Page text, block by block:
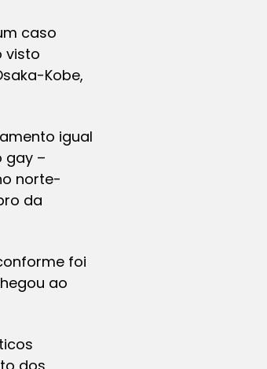
caso
visto
Kobe,
igual
gay –
norte-
da
foi
ao